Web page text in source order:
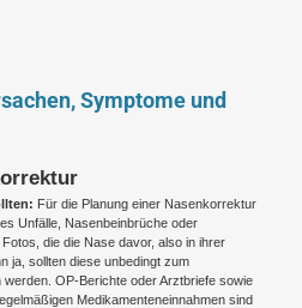
Symptome und
Für die Planung einer Nasenkorrektur
Unfälle, Nasenbeinbrüche oder
die die Nase davor, also in ihrer
ja, sollten diese unbedingt zum
OP-Berichte oder Arztbriefe sowie
Medikamenteneinnahmen sind